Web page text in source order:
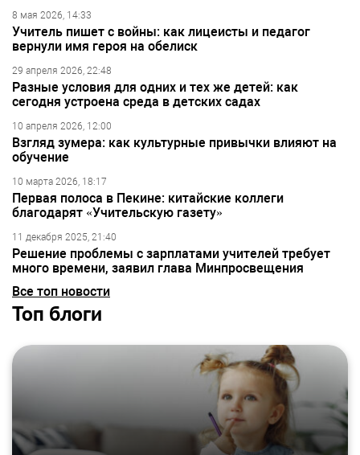
8 мая 2026, 14:33
Учитель пишет с войны: как лицеисты и педагог
вернули имя героя на обелиск
29 апреля 2026, 22:48
Разные условия для одних и тех же детей: как
сегодня устроена среда в детских садах
10 апреля 2026, 12:00
Взгляд зумера: как культурные привычки влияют на
обучение
10 марта 2026, 18:17
Первая полоса в Пекине: китайские коллеги
благодарят «Учительскую газету»
11 декабря 2025, 21:40
Решение проблемы с зарплатами учителей требует
много времени, заявил глава Минпросвещения
Все топ новости
Топ блоги